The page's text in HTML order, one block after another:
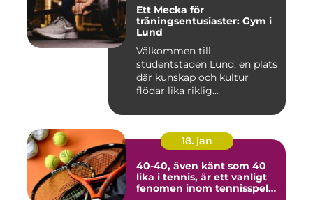
Ett Mecka för
träningsentusiaster: Gym i
Lund
Välkommen till
studentstaden Lund, en plats
där kunskap och kultur
flödar lika riklig...
18. jan
40-40, även känt som 40
lika i tennis, är ett vanligt
fenomen inom tennisspelet